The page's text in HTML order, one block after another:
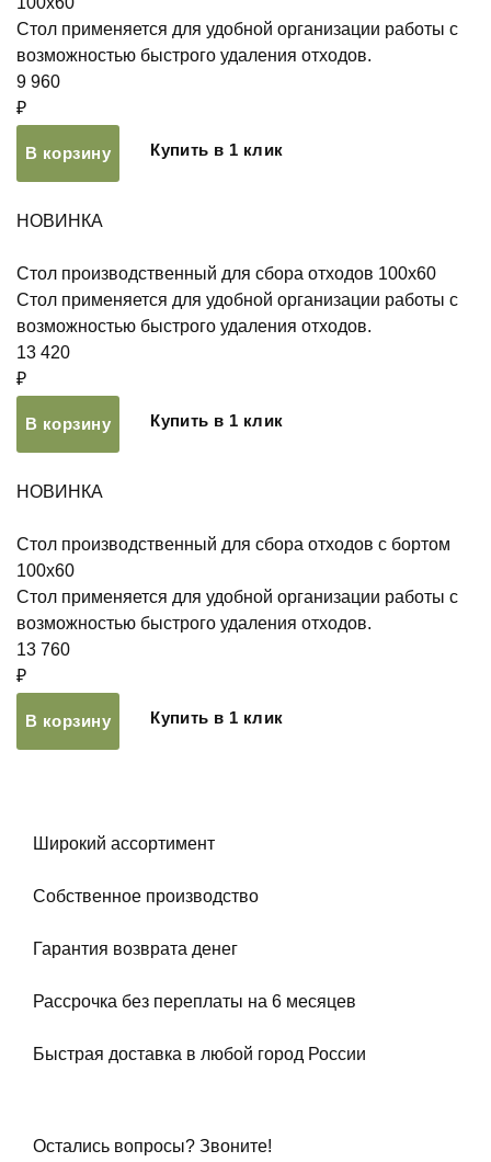
Стол применяется для удобной организации работы с
возможностью быстрого удаления отходов.
9 960
₽
В корзину Купить в 1 клик
НОВИНКА
Стол производственный для сбора отходов 100х60
Стол применяется для удобной организации работы с
возможностью быстрого удаления отходов.
13 420
₽
В корзину Купить в 1 клик
НОВИНКА
Стол производственный для сбора отходов с бортом
100х60
Стол применяется для удобной организации работы с
возможностью быстрого удаления отходов.
13 760
₽
В корзину Купить в 1 клик
Широкий ассортимент
Собственное производство
Гарантия возврата денег
Рассрочка без переплаты на 6 месяцев
Быстрая доставка в любой город России
Остались вопросы? Звоните!